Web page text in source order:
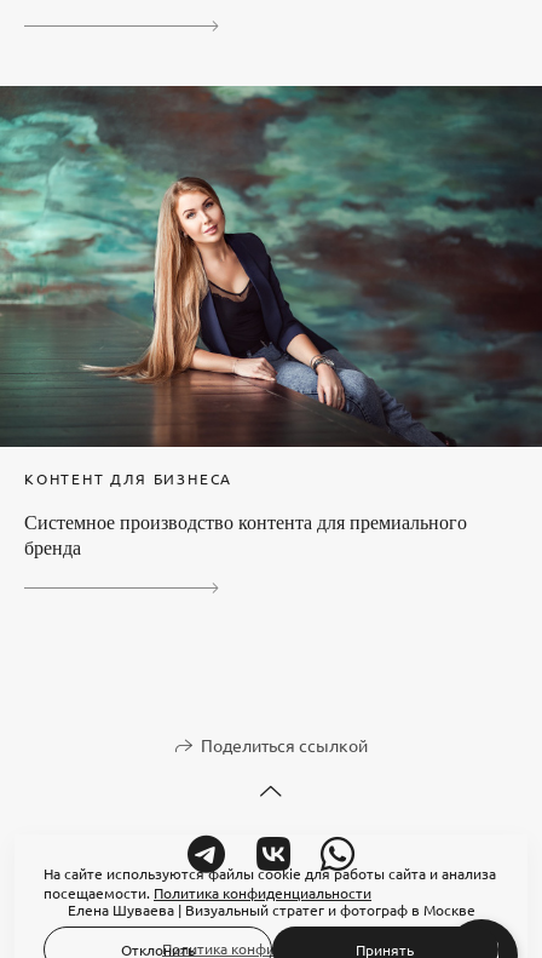
КОНТЕНТ ДЛЯ БИЗНЕСА
Системное производство контента для премиального
бренда
Поделиться ссылкой
Елена Шуваева | Визуальный стратег и фотограф в Москве
Политика конфиденциальности
На сайте используются файлы cookie для работы сайта и анализа
посещаемости. Политика конфиденциальности
Отклонить Принять